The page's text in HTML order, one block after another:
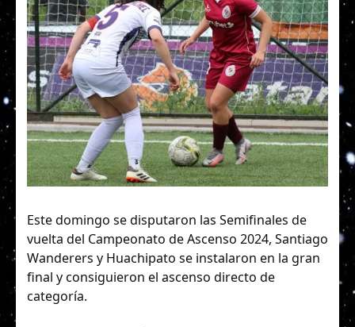
Este domingo se disputaron las Semifinales de
vuelta del Campeonato de Ascenso 2024, Santiago
Wanderers y Huachipato se instalaron en la gran
final y consiguieron el ascenso directo de
categoría.